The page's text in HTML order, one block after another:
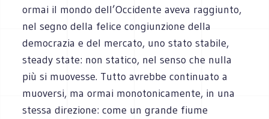
ormai il mondo dell’Occidente aveva raggiunto,
nel segno della felice congiunzione della
democrazia e del mercato, uno stato stabile,
steady state: non statico, nel senso che nulla
più si muovesse. Tutto avrebbe continuato a
muoversi, ma ormai monotonicamente, in una
stessa direzione: come un grande fiume